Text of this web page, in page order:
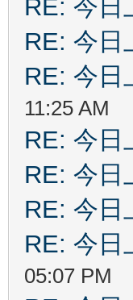
RE: 今
RE: 今日
RE: 今日
11:25 AM
RE: 今日
RE: 今日
RE: 今日
RE: 今日
05:07 PM